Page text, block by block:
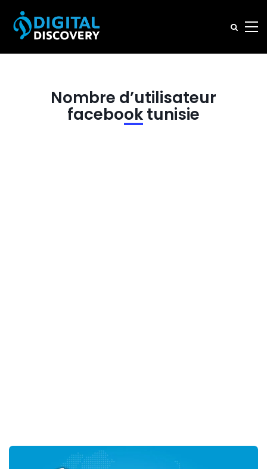
Nombre d’utilisateur
facebook tunisie